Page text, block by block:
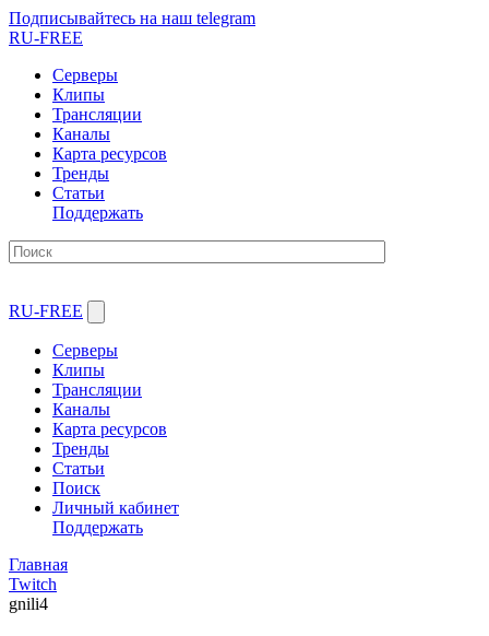
Подписывайтесь на наш telegram
RU-FREE
Серверы
Клипы
Трансляции
Каналы
Карта ресурсов
Тренды
Статьи
Поддержать
RU-FREE
Серверы
Клипы
Трансляции
Каналы
Карта ресурсов
Тренды
Статьи
Поиск
Личный кабинет
Поддержать
Главная
Twitch
gnili4